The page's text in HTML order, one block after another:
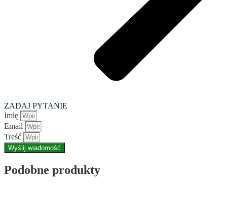
ZADAJ PYTANIE
Imię
Email
Treść
Wyślij wiadomość
Podobne produkty